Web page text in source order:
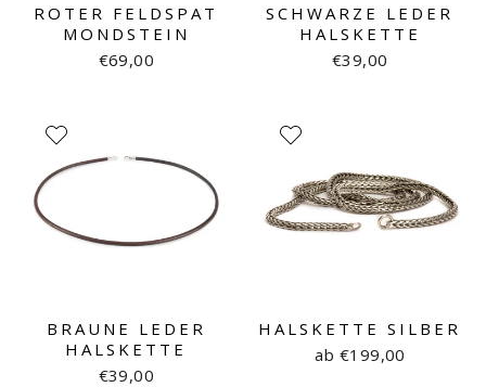
ROTER FELDSPAT
MONDSTEIN
€69,00
SCHWARZE LEDER
HALSKETTE
€39,00
BRAUNE LEDER
HALSKETTE
€39,00
HALSKETTE SILBER
ab €199,00